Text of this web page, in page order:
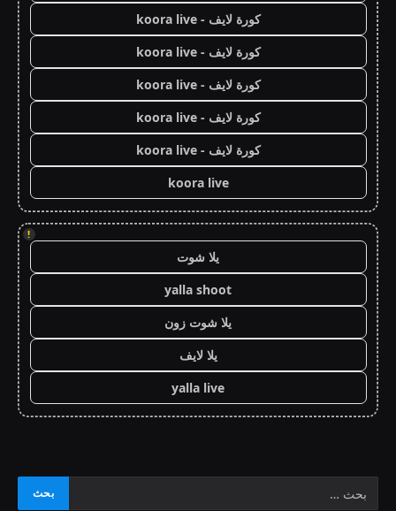
كورة لايف - koora live
كورة لايف - koora live
كورة لايف - koora live
كورة لايف - koora live
كورة لايف - koora live
koora live
!
يلا شوت
yalla shoot
يلا شوت زون
يلا لايف
yalla live